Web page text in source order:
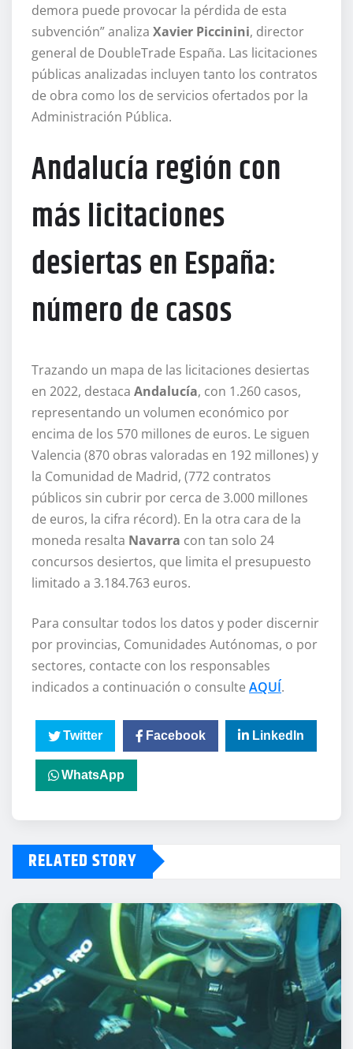
demora puede provocar la pérdida de esta
subvención” analiza Xavier Piccinini, director
general de DoubleTrade España. Las licitaciones
públicas analizadas incluyen tanto los contratos
de obra como los de servicios ofertados por la
Administración Pública.
Andalucía región con
más licitaciones
desiertas en España:
número de casos
Trazando un mapa de las licitaciones desiertas
en 2022, destaca Andalucía, con 1.260 casos,
representando un volumen económico por
encima de los 570 millones de euros. Le siguen
Valencia (870 obras valoradas en 192 millones) y
la Comunidad de Madrid, (772 contratos
públicos sin cubrir por cerca de 3.000 millones
de euros, la cifra récord). En la otra cara de la
moneda resalta Navarra con tan solo 24
concursos desiertos, que limita el presupuesto
limitado a 3.184.763 euros.
Para consultar todos los datos y poder discernir
por provincias, Comunidades Autónomas, o por
sectores, contacte con los responsables
indicados a continuación o consulte AQUÍ.
Twitter Facebook LinkedIn
WhatsApp
RELATED STORY